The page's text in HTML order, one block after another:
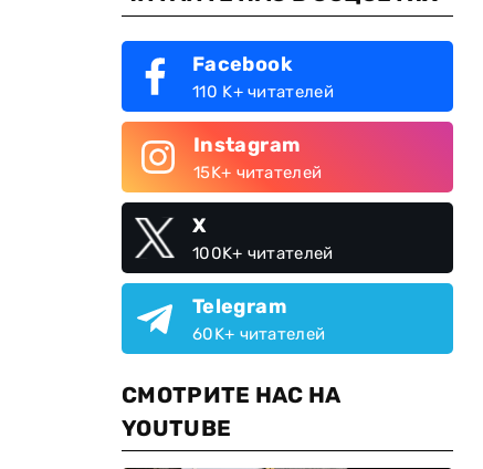
Facebook
110 K+ читателей
Instagram
15K+ читателей
X
100K+ читателей
Telegram
60K+ читателей
СМОТРИТЕ НАС НА
YOUTUBE